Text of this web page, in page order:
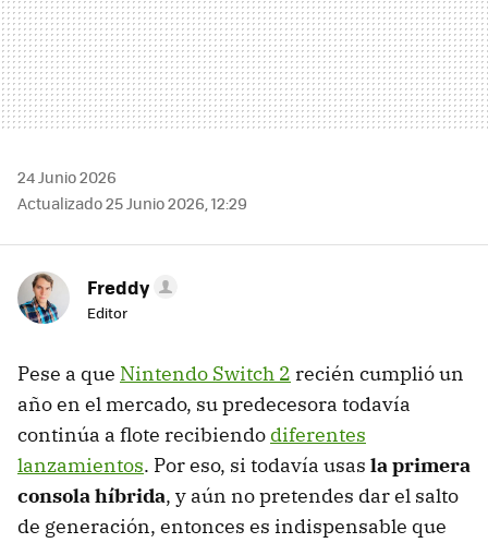
24 Junio 2026
Actualizado 25 Junio 2026, 12:29
Freddy
Editor
Pese a que Nintendo Switch 2 recién cumplió un
año en el mercado, su predecesora todavía
continúa a flote recibiendo diferentes
lanzamientos. Por eso, si todavía usas la primera
consola híbrida, y aún no pretendes dar el salto
de generación, entonces es indispensable que